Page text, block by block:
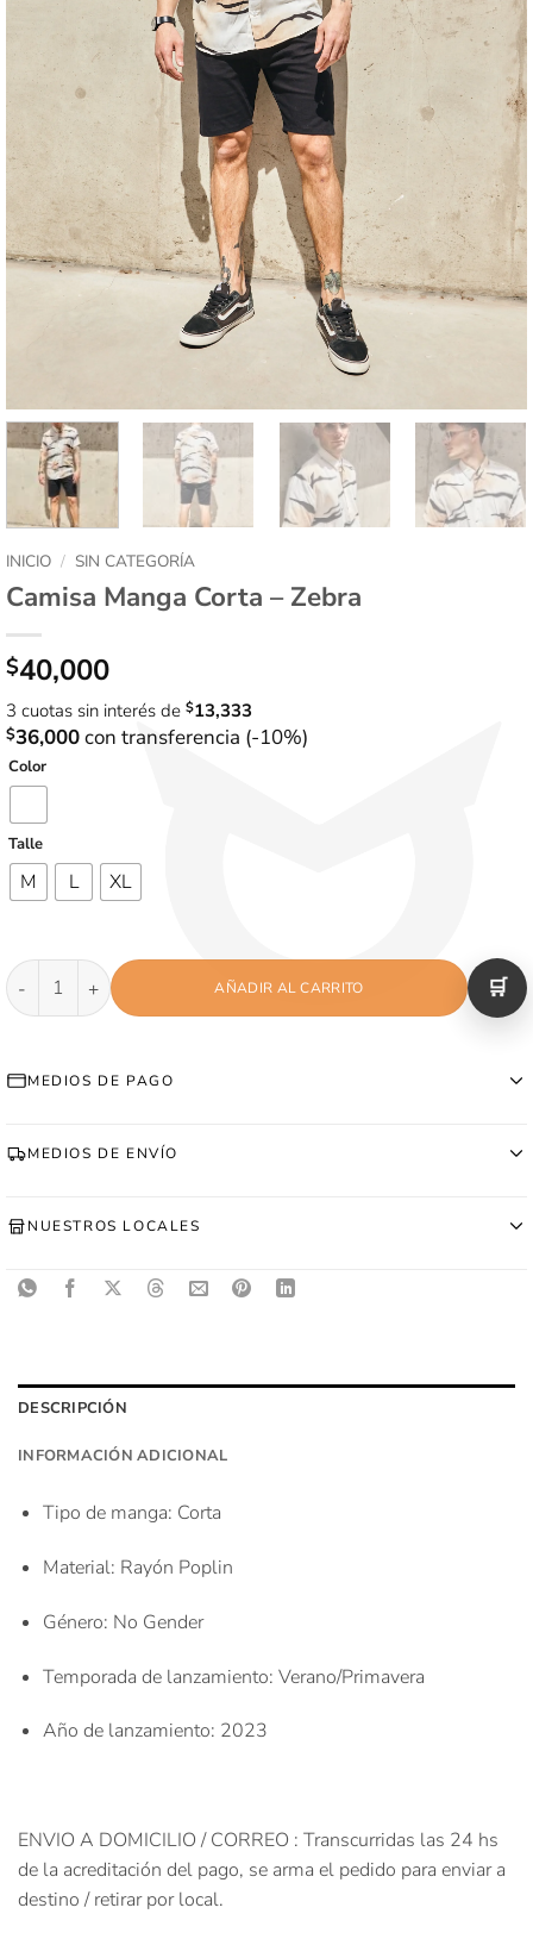
INICIO / SIN CATEGORÍA
Camisa Manga Corta – Zebra
$40,000
3 cuotas sin interés de $13,333
$36,000con transferencia (-10%)
Color
Talle
M L XL
Camisa Manga Corta - Zebra cantidad
AÑADIR AL CARRITO
MEDIOS DE PAGO
MEDIOS DE ENVÍO
NUESTROS LOCALES
DESCRIPCIÓN
INFORMACIÓN ADICIONAL
Tipo de manga: Corta
Material: Rayón Poplin
Género: No Gender
Temporada de lanzamiento: Verano/Primavera
Año de lanzamiento: 2023
ENVIO A DOMICILIO / CORREO : Transcurridas las 24 hs
de la acreditación del pago, se arma el pedido para enviar a
destino / retirar por local.